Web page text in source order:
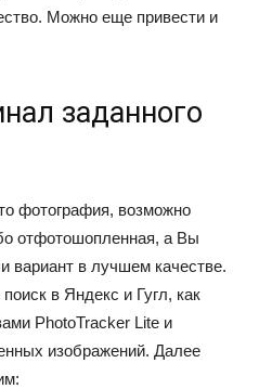
Можно еще привести и
заданного
фотография, возможно
отфотошопленная, а Вы
вариант в лучшем качестве.
в Яндекс и Гугл, как
PhotoTracker Lite и
изображений. Далее